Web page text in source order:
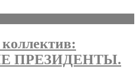
ПРЕЗИДЕНТЫ.